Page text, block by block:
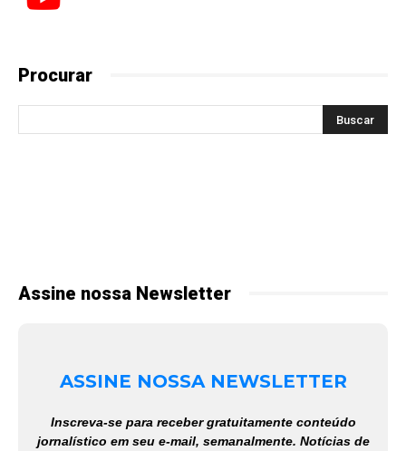
Procurar
Assine nossa Newsletter
ASSINE NOSSA NEWSLETTER
Inscreva-se para receber gratuitamente conteúdo
jornalístico em seu e-mail, semanalmente. Notícias de